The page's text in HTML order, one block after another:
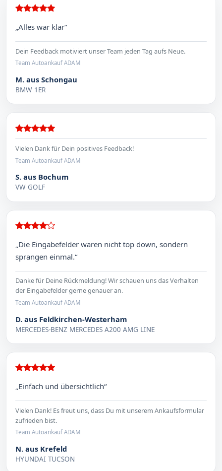
„Alles war klar“
Dein Feedback motiviert unser Team jeden Tag aufs Neue.
Team Autoankauf ADAM
M. aus Schongau
BMW 1ER
Vielen Dank für Dein positives Feedback!
Team Autoankauf ADAM
S. aus Bochum
VW GOLF
„Die Eingabefelder waren nicht top down, sondern
sprangen einmal.“
Danke für Deine Rückmeldung! Wir schauen uns das Verhalten
der Eingabefelder gerne genauer an.
Team Autoankauf ADAM
D. aus Feldkirchen-Westerham
MERCEDES-BENZ MERCEDES A200 AMG LINE
„Einfach und übersichtlich“
Vielen Dank! Es freut uns, dass Du mit unserem Ankaufsformular
zufrieden bist.
Team Autoankauf ADAM
N. aus Krefeld
HYUNDAI TUCSON